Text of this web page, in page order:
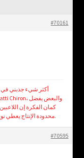
#70161
أكثر شيء جذبني في
محدودة الإنتاج يعطي نوع من التميز، وكأنه امتداد لشخصيتهم داخل الملعب.
#70595